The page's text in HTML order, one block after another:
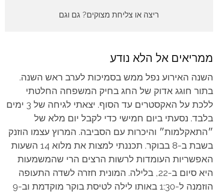
ריצה או צליחת מצוקים? גם וגם
ממריאים אל הלא נודע
השנה האירוע נפל ממש בסמיכות לערב ראש השנה.
בתור חוגג אדוק של החג בחיק המשפחה החלטתי
ללכת על האקסטרים עד הסוף. יצאתי לגיחה של 3 ימים
בלבד. נסעתי ביום חמישי כדי לקבל יום מלא של
״התאקלמות״ והיכרות עם הסביבה. המרוץ עצמו הוזנק
בשבת ב-8 בבוקר. תכננתי למצות את מלוא 14 השעות
האפשריות העומדות לרשות הרצים הרי שהמשמעות
היא סיום ב-22, בלילה. המונית חזרה לשדה התעופה
הוזמנה ל-1:30 באותו לילה לטיסת בוקר מוקדמת וב-9